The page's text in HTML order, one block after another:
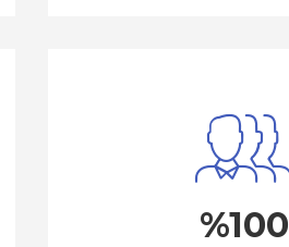
%100